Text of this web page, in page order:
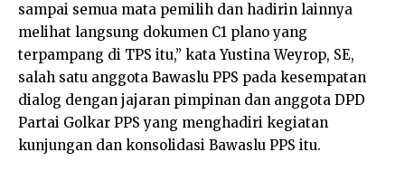
sampai semua mata pemilih dan hadirin lainnya
melihat langsung dokumen C1 plano yang
terpampang di TPS itu,” kata Yustina Weyrop, SE,
salah satu anggota Bawaslu PPS pada kesempatan
dialog dengan jajaran pimpinan dan anggota DPD
Partai Golkar PPS yang menghadiri kegiatan
kunjungan dan konsolidasi Bawaslu PPS itu.